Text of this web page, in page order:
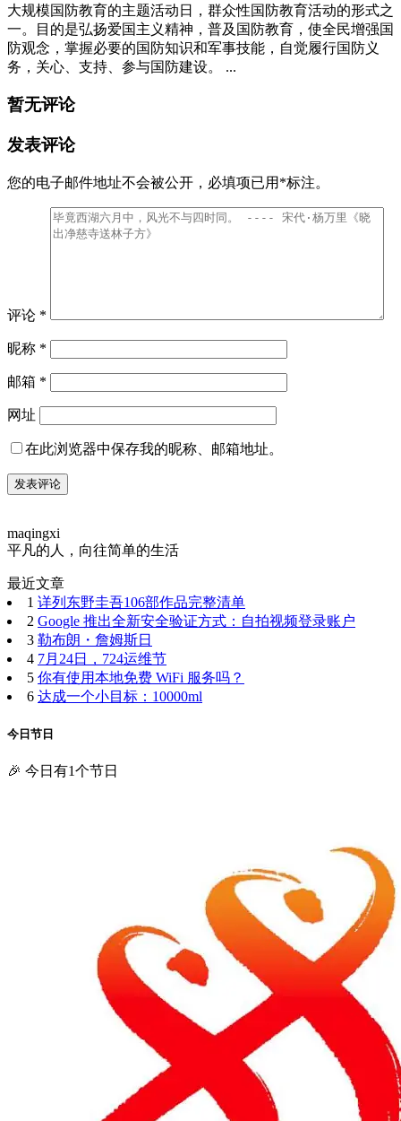
大规模国防教育的主题活动日，群众性国防教育活动的形式之
一。目的是弘扬爱国主义精神，普及国防教育，使全民增强国
防观念，掌握必要的国防知识和军事技能，自觉履行国防义
务，关心、支持、参与国防建设。 ...
暂无评论
发表评论
您的电子邮件地址不会被公开， 必填项已用 *标注。
评论 *
昵称 *
邮箱 *
网址
在此浏览器中保存我的昵称、邮箱地址。
maqingxi
平凡的人，向往简单的生活
最近文章
1 详列东野圭吾106部作品完整清单
2 Google 推出全新安全验证方式：自拍视频登录账户
3 勒布朗・詹姆斯日
4 7月24日，724运维节
5 你有使用本地免费 WiFi 服务吗？
6 达成一个小目标：10000ml
今日节日
🎉 今日有1个节日